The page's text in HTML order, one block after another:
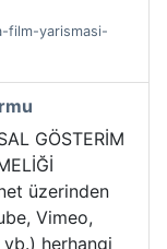
film-yarismasi-
GÖSTERİM
üzerinden
Vimeo,
herhangi